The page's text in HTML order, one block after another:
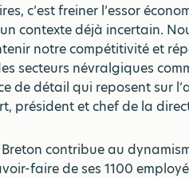
c’est freiner l’essor
contexte déjà incertain.
notre compétitivité et
secteurs névralgiques
de détail qui reposent sur
président et chef de la
contribue au
faire de ses 1100